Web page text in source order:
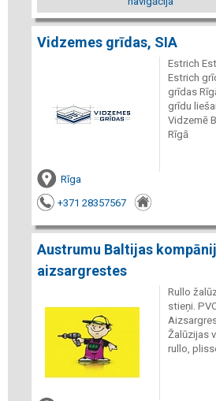
Vidzemes grīdas, SIA
Estrich
Estrich
grīdas
grīdu
Vidzemē
Rīgā
Rīga
+371 28357567
Austrumu Baltijas
aizsargrestes
Rullo
stieņi.
Žalūzijas
rullo,